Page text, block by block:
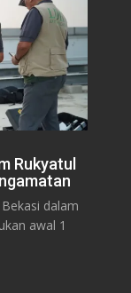
Rukyatul
dalam
awal 1